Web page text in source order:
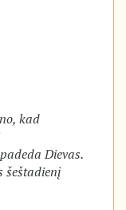
kad
Dievas.
šeštadienį